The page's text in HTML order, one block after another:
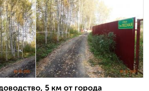
5 км от города